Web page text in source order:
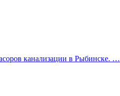
канализации в Рыбинске. …